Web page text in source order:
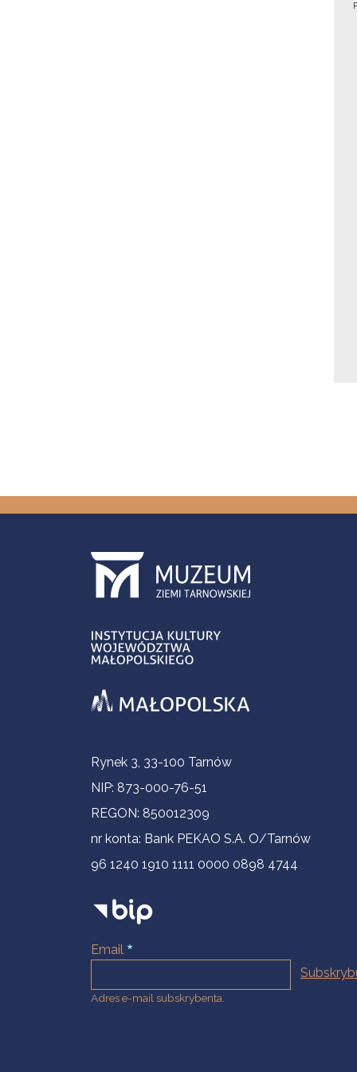
Informacje kontaktowe
Rynek 3, 33-100 Tarnów
NIP: 873-000-76-51
REGON: 850012309
nr konta: Bank PEKAO S.A. O/Tarnów
96 1240 1910 1111 0000 0898 4744
Email
Adres e-mail subskrybenta.